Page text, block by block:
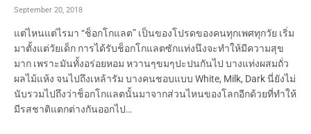
September 20, 2018
แต่ไหนแต่ไรมา “ช็อกโกแลต” เป็นของโปรดของคนทุกเพศทุกวัย เริ่ม
มาตั้งแต่วัยเด็ก การได้รับช็อกโกแลตซักแท่งนึงจะทำให้มีความสุข
มาก เพราะมันทั้งอร่อยหอม หวานๆขมๆปะปนกันไป บางแท่งผสมถั่ว
ผลไม้แห้ง จนไปถึงเหล้ารัม บางคนชอบแบบ White, Milk, Dark นี่ยังไม่
นับรวมไปถึงว่าช็อกโกแลตนั้นมาจากส่วนไหนของโลกอีกด้วยที่ทำให้
มีรสชาติแตกต่างกันออกไป…